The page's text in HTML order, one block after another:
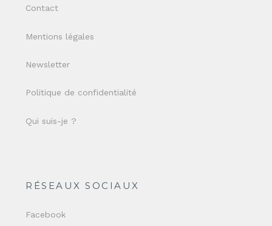
Contact
Mentions légales
Newsletter
Politique de confidentialité
Qui suis-je ?
RÉSEAUX SOCIAUX
Facebook